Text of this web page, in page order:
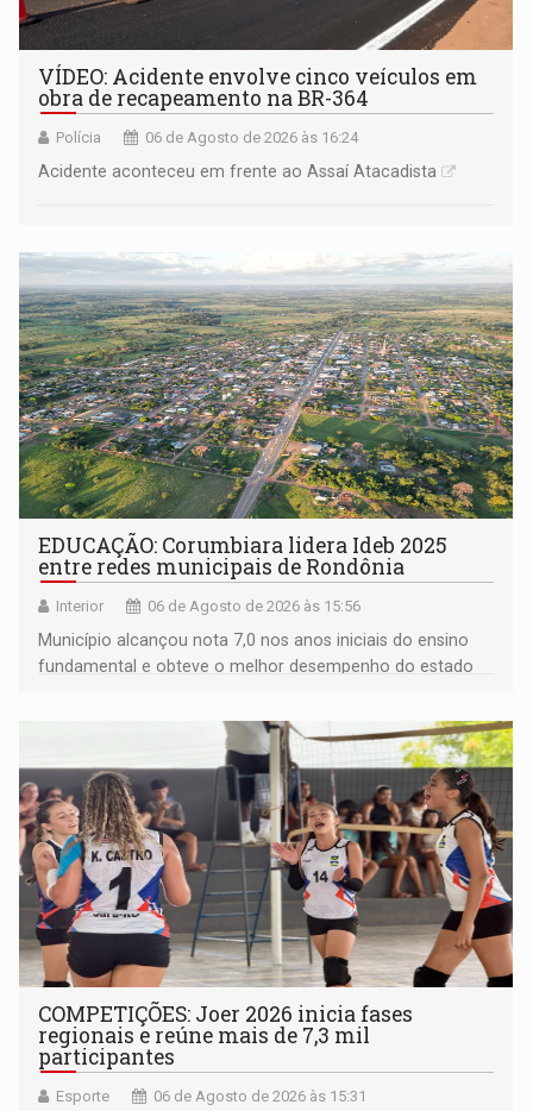
VÍDEO: Acidente envolve cinco veículos em
obra de recapeamento na BR-364
Polícia 06 de Agosto de 2026 às 16:24
Acidente aconteceu em frente ao Assaí Atacadista
EDUCAÇÃO: Corumbiara lidera Ideb 2025
entre redes municipais de Rondônia
Interior 06 de Agosto de 2026 às 15:56
Município alcançou nota 7,0 nos anos iniciais do ensino
fundamental e obteve o melhor desempenho do estado
COMPETIÇÕES: Joer 2026 inicia fases
regionais e reúne mais de 7,3 mil
participantes
Esporte 06 de Agosto de 2026 às 15:31